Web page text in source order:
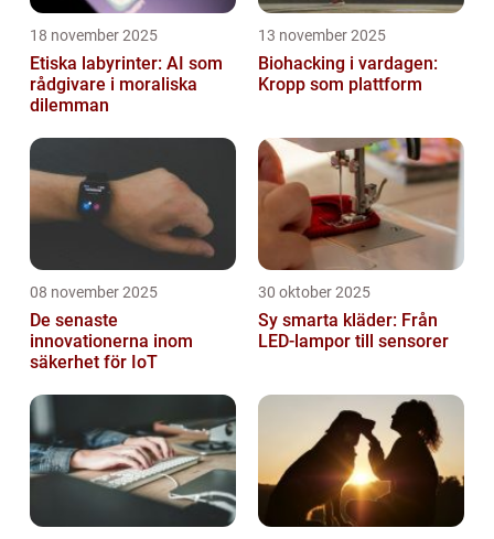
18 november 2025
Etiska labyrinter: AI som
rådgivare i moraliska
dilemman
13 november 2025
Biohacking i vardagen:
Kropp som plattform
08 november 2025
De senaste
innovationerna inom
säkerhet för IoT
30 oktober 2025
Sy smarta kläder: Från
LED-lampor till sensorer